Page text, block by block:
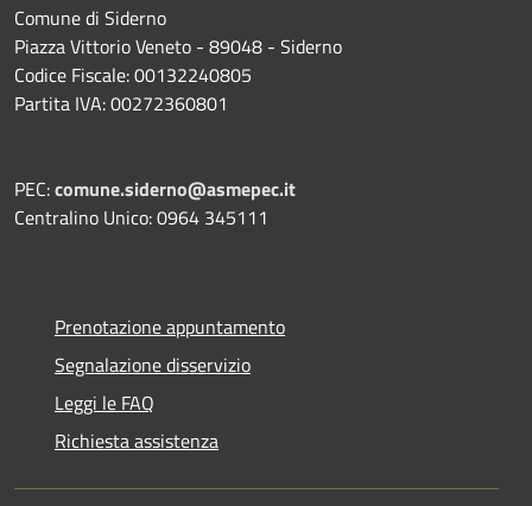
Comune di Siderno
Piazza Vittorio Veneto - 89048 - Siderno
Codice Fiscale: 00132240805
Partita IVA: 00272360801
PEC:comune.siderno@asmepec.it
Centralino Unico: 0964 345111
Prenotazione appuntamento
Segnalazione disservizio
Leggi le FAQ
Richiesta assistenza